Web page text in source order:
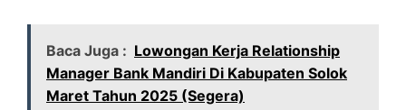
Baca Juga : Lowongan Kerja Relationship
Manager Bank Mandiri Di Kabupaten Solok
Maret Tahun 2025 (Segera)